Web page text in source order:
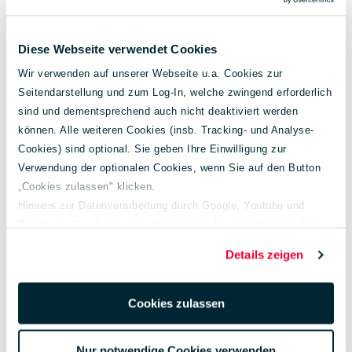
Diese Webseite verwendet Cookies
Wir verwenden auf unserer Webseite u.a. Cookies zur
Seitendarstellung und zum Log-In, welche zwingend erforderlich
sind und dementsprechend auch nicht deaktiviert werden
können. Alle weiteren Cookies (insb. Tracking- und Analyse-
Cookies) sind optional. Sie geben Ihre Einwilligung zur
Verwendung der optionalen Cookies, wenn Sie auf den Button
„Cookies zulassen" klicken.
Hinweis zur Datenverarbeitung durch Google, Youtube und
DSGVO zur Übermittlung in die USA zu. Hierbei besteht das
Risiko, dass Ihre Daten u. U. von US-Behörden zu Kontroll- und
Überwachungs-zwecken verarbeitet werden.
Details zeigen
Cookies zulassen
Energieverbrauch
kombiniert:
6,2 l/100 km
E